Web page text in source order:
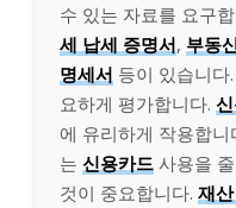
수 있는 자료를 요구
세 납세 증명서, 부동
명세서 등이 있습니다.
요하게 평가합니다.
에 유리하게 작용합니
는 신용카드 사용을
것이 중요합니다. 재